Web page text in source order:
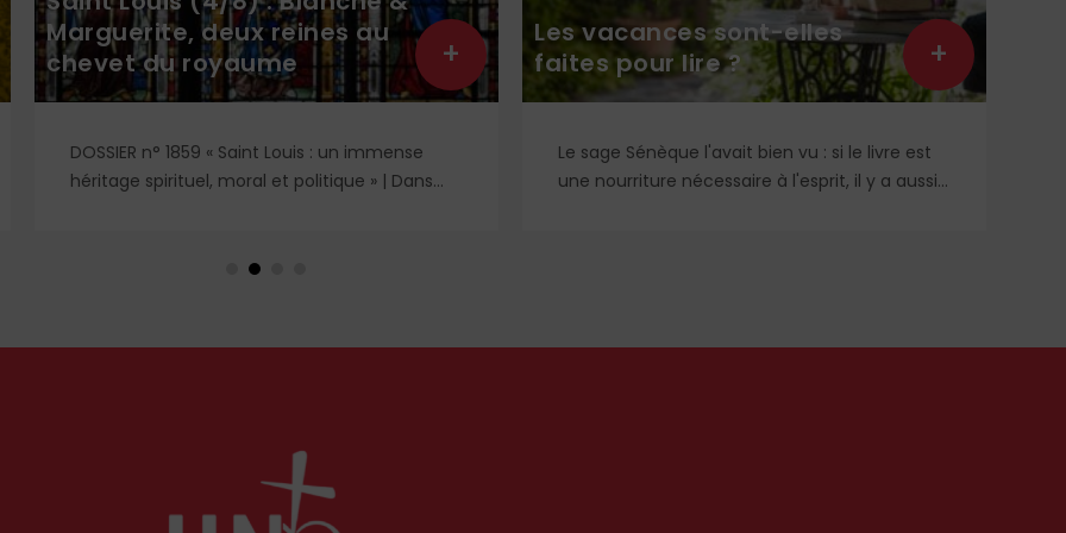
Marguerite, deux reines au
chevet du royaume
DOSSIER n° 1859 « Saint Louis : un immense
héritage spirituel, moral et politique » | Dans
Castille, mère dévouée et reine de fer, et
respectives, se lit l'équilibre singulier d'une
+
Les vacances sont-elles
faites pour lire ?
Le sage Sénèque l'avait bien vu : si le livre est
une nourriture nécessaire à l'esprit, il y a aussi
+